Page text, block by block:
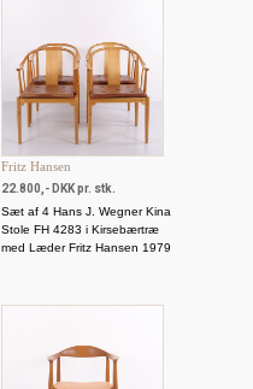
Fritz Hansen
22.800,- DKK pr. stk.
Sæt af 4 Hans J. Wegner Kina
Stole FH 4283 i Kirsebærtræ
med Læder Fritz Hansen 1979